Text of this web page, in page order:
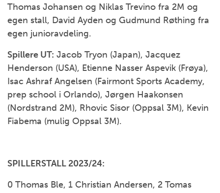
Thomas Johansen og Niklas Trevino fra 2M og
egen stall, David Ayden og Gudmund Røthing fra
egen junioravdeling.
Spillere UT: Jacob Tryon (Japan), Jacquez
Henderson (USA), Etienne Nasser Aspevik (Frøya),
Isac Ashraf Angelsen (Fairmont Sports Academy,
prep school i Orlando), Jørgen Haakonsen
(Nordstrand 2M), Rhovic Sisor (Oppsal 3M), Kevin
Fiabema (mulig Oppsal 3M).
SPILLERSTALL 2023/24:
0 Thomas Ble, 1 Christian Andersen, 2 Tomas